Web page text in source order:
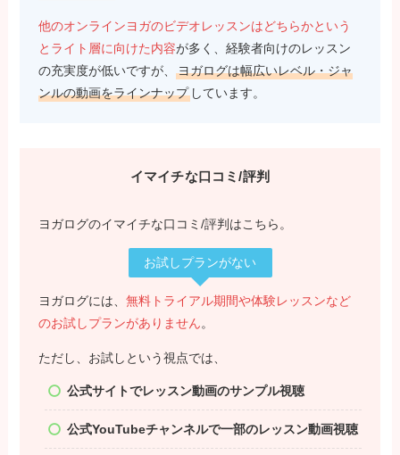
他のオンラインヨガのビデオレッスンはどちらかという
とライト層に向けた内容が多く、経験者向けのレッスン
の充実度が低いですが、ヨガログは幅広いレベル・ジャ
ンルの動画をラインナップ しています。
イマイチな口コミ/評判
ヨガログのイマイチな口コミ/評判はこちら。
お試しプランがない
ヨガログには、無料トライアル期間や体験レッスンなど
のお試しプランがありません。
ただし、お試しという視点では、
公式サイトでレッスン動画のサンプル視聴
公式YouTubeチャンネルで一部のレッスン動画視聴